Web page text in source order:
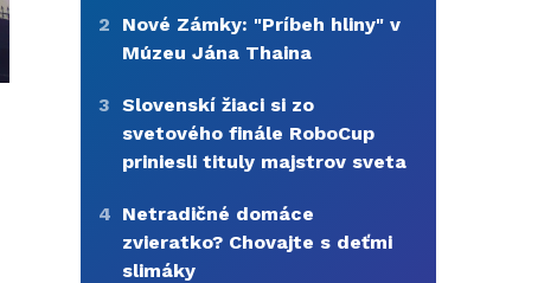
2
Nové Zámky: "Príbeh hliny" v
Múzeu Jána Thaina
3 Slovenskí žiaci si zo
svetového finále RoboCup
priniesli tituly majstrov sveta
4 Netradičné domáce
zvieratko? Chovajte s deťmi
slimáky